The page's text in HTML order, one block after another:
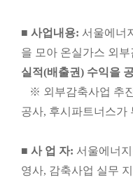
■ 사업내용: 서울에너
을 모아 온실가스 외
실적(배출권) 수익을
※ 외부감축사업 추
공사, 후시파트너스가
■ 사 업 자: 서울에너
영사, 감축사업 실무